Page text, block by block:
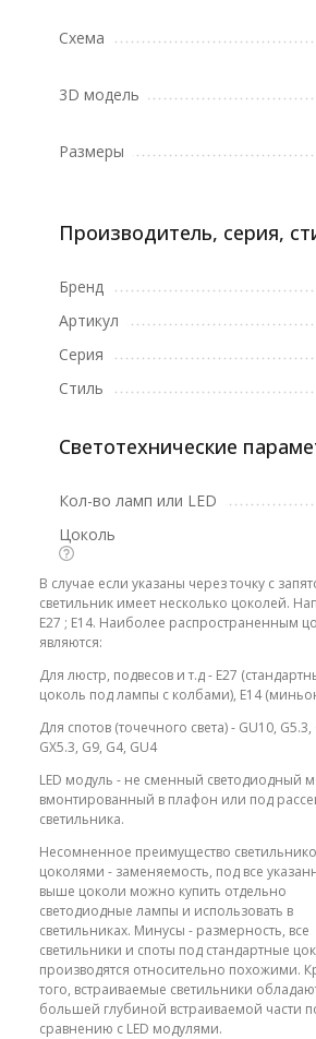
Схема
3D модель
Размеры
Производитель, серия,
Бренд
Артикул
Серия
Стиль
Светотехнические
Кол-во ламп или LED
Цоколь
В случае если указаны через точку с
светильник имеет несколько цоколей.
E27 ; E14. Наиболее распространенным
являются:
Для люстр, подвесов и т.д - E27
цоколь под лампы с колбами), E14
Для спотов (точечного света) - GU10, G5.3,
GX5.3, G9, G4, GU4
LED модуль - не сменный светодиодный
вмонтированный в плафон или под
светильника.
Несомненное преимущество
цоколями - заменяемость, под все
выше цоколи можно купить отдельно
светодиодные лампы и использовать в
светильниках. Минусы - размерность, все
светильники и споты под стандартные
производятся относительно похожими.
того, встраиваемые светильники
большей глубиной встраиваемой части
сравнению с LED модулями.